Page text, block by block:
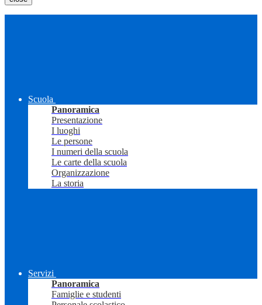
Scuola
Panoramica
Presentazione
I luoghi
Le persone
I numeri della scuola
Le carte della scuola
Organizzazione
La storia
Servizi
Panoramica
Famiglie e studenti